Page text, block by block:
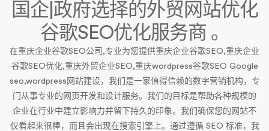
国企|政府选择的外贸网站优化
谷歌SEO优化服务商 。
在重庆企业谷歌SEO公司,专业为您提供重庆企业谷歌SEO,重庆企业
谷歌SEO优化,重庆外贸企业SEO,重庆wordpress谷歌SEO Google
seo,wordpress网站建设，我们是一家值得信赖的数字营销机构，专
门从事专业的网页开发和设计服务。我们的目标是帮助各种规模的
企业在行业中建立影响力并留下持久的印象。我们确保您的网站不
仅看起来很棒，而且会出现在搜索引擎上。通过遵循 SEO 标准，我